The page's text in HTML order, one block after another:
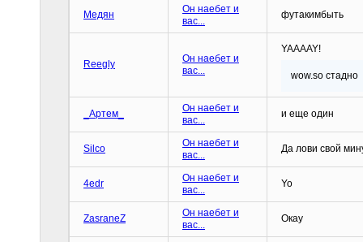
Медян
Он наебет и
вас...
футакимбыть
Reegly
Он наебет и
вас...
YAAAAY!
wow.so стадно
_Артем_
Он наебет и
вас...
и еще один
Silco
Он наебет и
вас...
Да лови свой
4edr
Он наебет и
вас...
Yo
ZasraneZ
Он наебет и
вас...
Окау